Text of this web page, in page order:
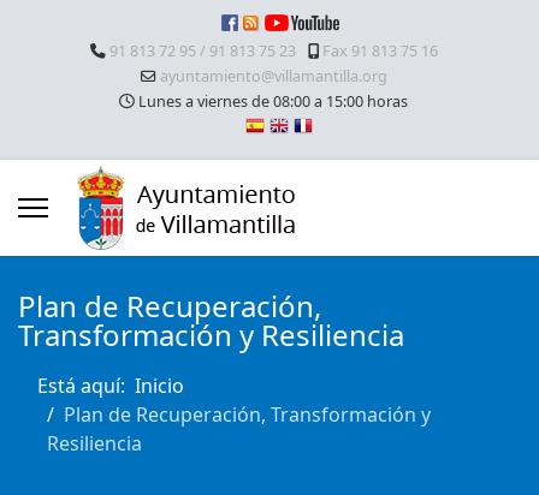
91 813 72 95 / 91 813 75 23
Fax 91 813 75 16
ayuntamiento@villamantilla.org
Lunes a viernes de 08:00 a 15:00 horas
Plan de Recuperación,
Transformación y Resiliencia
Está aquí: Inicio
Plan de Recuperación, Transformación y
Resiliencia